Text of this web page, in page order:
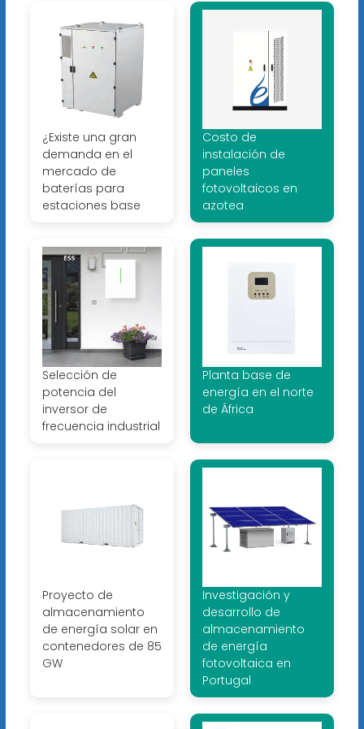
¿Existe una gran
demanda en el
mercado de
baterías para
estaciones base
Costo de
instalación de
paneles
fotovoltaicos en
azotea
Selección de
potencia del
inversor de
frecuencia industrial
Planta base de
energía en el norte
de África
Proyecto de
almacenamiento
de energía solar en
contenedores de 85
GW
Investigación y
desarrollo de
almacenamiento
de energía
fotovoltaica en
Portugal